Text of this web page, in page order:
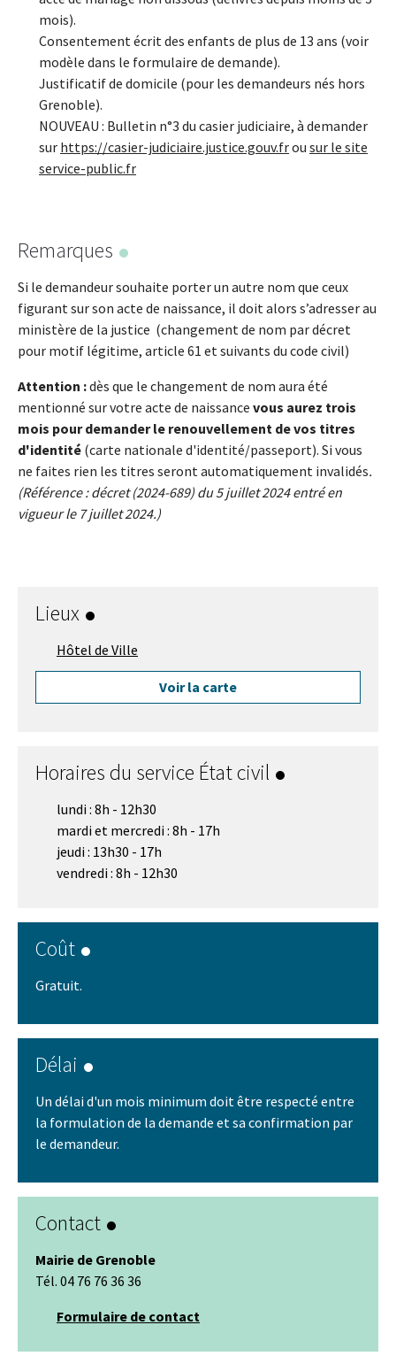
mois).
Consentement écrit des enfants de plus de 13 ans (voir
modèle dans le formulaire de demande).
Justificatif de domicile (pour les demandeurs nés hors
Grenoble).
NOUVEAU : Bulletin n°3 du casier judiciaire, à demander
sur https://casier-judiciaire.justice.gouv.frou sur le site
service-public.fr
Remarques
Si le demandeur souhaite porter un autre nom que ceux
figurant sur son acte de naissance, il doit alors s’adresser au
ministère de la justice (changement de nom par décret
pour motif légitime, article 61 et suivants du code civil)
Attention :dès que le changement de nom aura été
mentionné sur votre acte de naissance vous aurez trois
mois pour demander le renouvellement de vos titres
d'identité (carte nationale d'identité/passeport). Si vous
ne faites rien les titres seront automatiquement invalidés.
(Référence : décret (2024-689) du 5 juillet 2024 entré en
vigueur le 7 juillet 2024.)
Lieux
Hôtel de Ville
Voir la carte
Horaires du service État civil
lundi : 8h - 12h30
mardi et mercredi : 8h - 17h
jeudi : 13h30 - 17h
vendredi : 8h - 12h30
Coût
Gratuit.
Délai
Un délai d'un mois minimum doit être respecté entre
la formulation de la demande et sa confirmation par
le demandeur.
Contact
Mairie de Grenoble
Tél. 04 76 76 36 36
Formulaire de contact